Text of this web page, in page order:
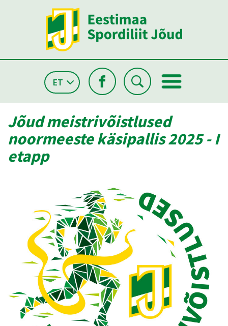
ET
Jõud meistrivõistlused
noormeeste käsipallis 2025 - I
etapp